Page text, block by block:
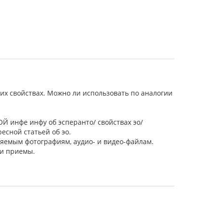
свойствах. Можно ли использовать по аналогии
инфе инфу об эсперанто/ свойствах эо/
статьей об эо.
фотографиям, аудио- и видео-файлам.
приемы.